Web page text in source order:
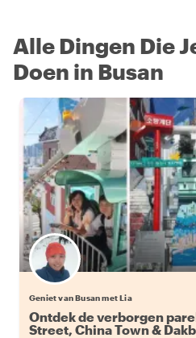
Alle Dingen Die
Doen in Busan
Geniet van Busan met Lia
Ontdek de verborgen
Street, China Town &